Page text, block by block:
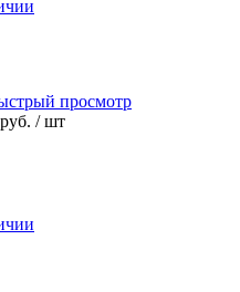
просмотр
/ шт